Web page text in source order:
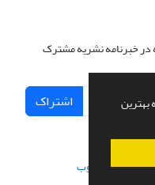
بهترین
در خبرنامه نشریه مشترک
اشتراک
سازی از سیناوب